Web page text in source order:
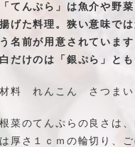
「てんぷら」は魚介や野
揚げた料理。狭い意味で
う名前が用意されていま
白だけのは「銀ぷら」とも
材料 れんこん さつま
根菜のてんぷらの良さは
は厚さ１ｃｍの輪切り、